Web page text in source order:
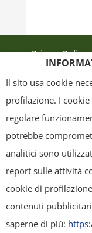
Privacy Policy
- Tutti i
grafica ed il layout)
Sicilia" e tutelati
pubblicarli,
parte. Tutti i
per il download,
Possono essere
Il sito usa cookie
profilazione. I
regolare
potrebbe
analitici sono
report sulle attività
cookie di
contenuti
saperne di più: